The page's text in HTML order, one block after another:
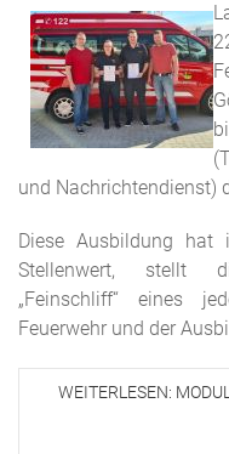
und Nachrichtendienst)
Diese Ausbildung hat
Stellenwert, stellt
„Feinschliff“ eines
Feuerwehr und der
WEITERLESEN: